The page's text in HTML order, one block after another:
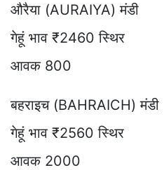
औरैया (AURAIYA) मंडी
गेहूं भाव ₹2460 स्थिर
आवक 800
बहराइच (BAHRAICH) मंडी
गेहूं भाव ₹2560 स्थिर
आवक 2000